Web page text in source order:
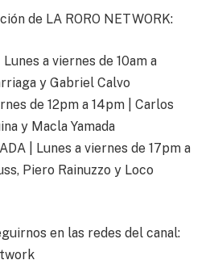
de LA RORO NETWORK:
a viernes de 10am a
y Gabriel Calvo
de 12pm a 14pm | Carlos
y Macla Yamada
| Lunes a viernes de 17pm a
Piero Rainuzzo y Loco
en las redes del canal: